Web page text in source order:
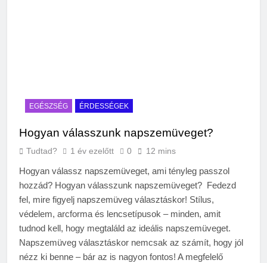
EGÉSZSÉG ÉRDESSÉGEK
Hogyan válasszunk napszemüveget?
Tudtad? 1 év ezelőtt 0 12 mins
Hogyan válassz napszemüveget, ami tényleg passzol
hozzád? Hogyan válasszunk napszemüveget? Fedezd
fel, mire figyelj napszemüveg választáskor! Stílus,
védelem, arcforma és lencsetípusok – minden, amit
tudnod kell, hogy megtaláld az ideális napszemüveget.
Napszemüveg választáskor nemcsak az számít, hogy jól
nézz ki benne – bár az is nagyon fontos! A megfelelő